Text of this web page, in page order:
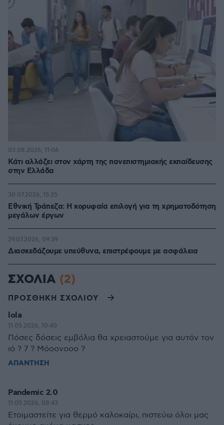
Κάτι αλλάζει στον χάρτη της πανεπιστημιακής εκπαίδευσης
στην Ελλάδα
03.08.2026, 11:06
Εθνική Τράπεζα: Η κορυφαία επιλογή για τη χρηματοδότηση
μεγάλων έργων
30.07.2026, 15:25
Διασκεδάζουμε υπεύθυνα, επιστρέφουμε με ασφάλεια
29.07.2026, 09:39
ΣΧΟΛΙΑ (2)
ΠΡΟΣΘΗΚΗ ΣΧΟΛΙΟΥ
lola
11.05.2026, 10:40
Πόσες δόσεις εμβόλια θα χρειαστούμε για αυτόν τον
ιό ? 7 ? Μόοονοοο ?
ΑΠΑΝΤΗΣΗ
Pandemic 2.0
11.05.2026, 08:43
Ετοιμαστείτε για θερμό καλοκαίρι, πιστεύω όλοι μας